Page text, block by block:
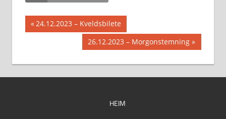
Innleggsnavigasjon
Previous
Post:
24.12.2023 – Kveldsbilete
Next
Post:
26.12.2023 – Morgonstemning
HEIM